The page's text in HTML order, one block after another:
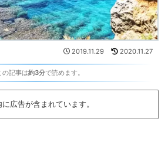
2019.11.29 2020.11.27
の記事は約3分で読めます。
広告が含まれています。